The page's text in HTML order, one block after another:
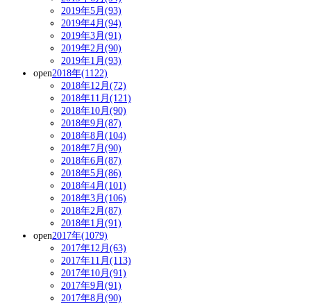
2019年5月(93)
2019年4月(94)
2019年3月(91)
2019年2月(90)
2019年1月(93)
open2018年(1122)
2018年12月(72)
2018年11月(121)
2018年10月(90)
2018年9月(87)
2018年8月(104)
2018年7月(90)
2018年6月(87)
2018年5月(86)
2018年4月(101)
2018年3月(106)
2018年2月(87)
2018年1月(91)
open2017年(1079)
2017年12月(63)
2017年11月(113)
2017年10月(91)
2017年9月(91)
2017年8月(90)